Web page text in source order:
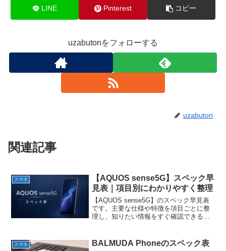
LINE Pinterest コピー
uzabutonをフォローする
uzabuton
関連記事
スマホ
【AQUOS sense5G】スペック早
見表｜項目別にわかりやすく整理
【AQUOS sense5G】のスペック早見表
です。主要な仕様や特徴を項目ごとに整
理し、知りたい情報をすぐ確認できるよ
スマホ BALMUDA Phoneのスペック表